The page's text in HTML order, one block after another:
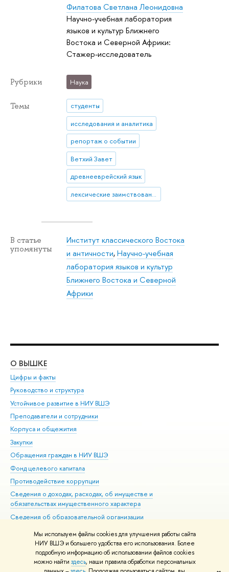
Мы используем файлы cookies для улучшения работы сайта
НИУ ВШЭ и большего удобства его использования. Более
подробную информацию об использовании файлов cookies
можно найти здесь, наши правила обработки персональных
Филатова Светлана Леонидовна
Научно-учебная лаборатория
языков и культур Ближнего
Востока и Северной Африки:
Стажер-исследователь
Рубрики Наука
Темы
студенты
исследования и аналитика
репортаж о событии
Ветхий Завет
древнееврейский язык
лексические заимствования
В статье
упомянуты
Институт классического Востока
и античности,Научно-учебная
лаборатория языков и культур
Ближнего Востока и Северной
Африки
О ВЫШКЕ
Цифры и факты
Руководство и структура
Устойчивое развитие в НИУ ВШЭ
Преподаватели и сотрудники
Корпуса и общежития
Закупки
Обращения граждан в НИУ ВШЭ
Фонд целевого капитала
Противодействие коррупции
Сведения о доходах, расходах, об имуществе и
обязательствах имущественного характера
Сведения об образовательной организации
Людям с ограниченными возможностями здоровья
Единая платежная страница
Работа в Вышке